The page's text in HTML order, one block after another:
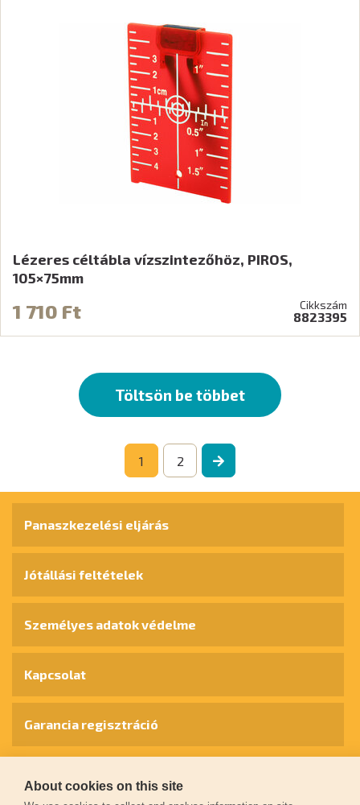
Lézeres céltábla vízszintezőhöz, PIROS,
105×75mm
1 710 Ft Cikkszám
8823395
Töltsön be többet
1 2
© 2026 extol.hu - Minden jog fenntartva
Panaszkezelési eljárás
Jótállási feltételek
Személyes adatok védelme
Kapcsolat
Garancia regisztráció
About cookies on this site